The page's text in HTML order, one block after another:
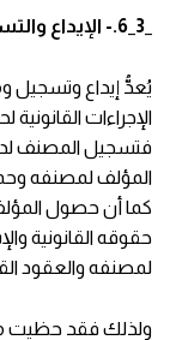
يُعدُّ إيداع
الإجراءات
فتسجيل المصنف
المؤلف لمصنفه
كما أن حصول
حقوقه القانونية
لمصنفه والعقود
ولذلك فقد حظيت